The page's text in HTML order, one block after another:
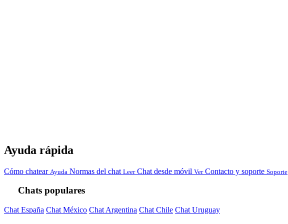
Ayuda rápida
Cómo chatear Ayuda Normas del chat Leer Chat desde móvil Ver Contacto y soporte Soporte
Chats populares
Chat España Chat México Chat Argentina Chat Chile Chat Uruguay